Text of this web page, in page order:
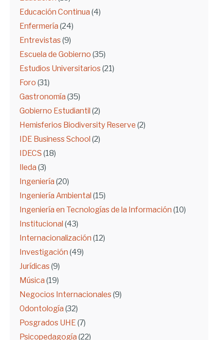
Educación Continua (4)
Enfermería (24)
Entrevistas (9)
Escuela de Gobierno (35)
Estudios Universitarios (21)
Foro (31)
Gastronomía (35)
Gobierno Estudiantil (2)
Hemisferios Biodiversity Reserve (2)
IDE Business School (2)
IDECS (18)
Ileda (3)
Ingeniería (20)
Ingeniería Ambiental (15)
Ingeniería en Tecnologías de la Información (10)
Institucional (43)
Internacionalización (12)
Investigación (49)
Jurídicas (9)
Música (19)
Negocios Internacionales (9)
Odontología (32)
Posgrados UHE (7)
Psicopedagogía (22)